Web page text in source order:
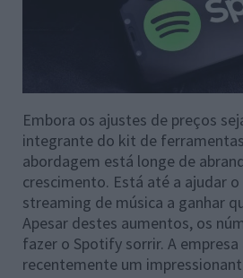
Embora os ajustes de preços
integrante do kit de
abordagem está longe de
crescimento. Está até a ajudar
streaming de música a ganhar
Apesar destes aumentos, os
fazer o Spotify sorrir. A empresa
recentemente um